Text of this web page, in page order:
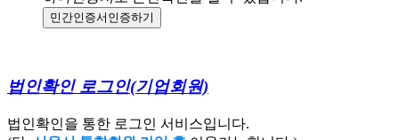
민간인증서 인증하기
법인확인 로그인(기업회원)
법인확인을 통한 로그인 서비스입니다.